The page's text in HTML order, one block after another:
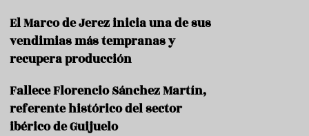
d
o
n
El Marco de Jerez inicia una de sus
vendimias más tempranas y
recupera producción
Fallece Florencio Sánchez Martín,
referente histórico del sector
ibérico de Guijuelo